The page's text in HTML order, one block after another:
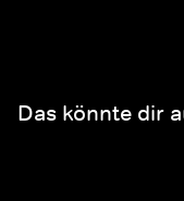
Das könnte dir